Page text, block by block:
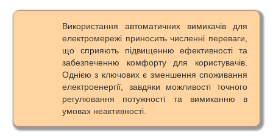
Використання автоматичних вимикачів для
електромережі приносить численні переваги,
що сприяють підвищенню ефективності та
забезпеченню комфорту для користувачів.
Однією з ключових є зменшення споживання
електроенергії, завдяки можливості точного
регулювання потужності та вимиканню в
умовах неактивності.